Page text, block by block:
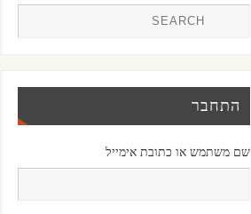
התחבר
שם משתמש או כתובת אימייל